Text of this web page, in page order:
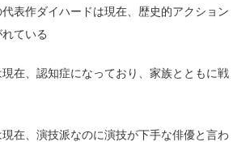
表作ダイハードは現在、歴史的アクション
ている
在、認知症になっており、家族とともに戦
在、演技派なのに演技が下手な俳優と言わ